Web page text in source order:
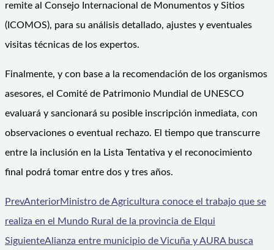
remite al Consejo Internacional de Monumentos y Sitios
(ICOMOS), para su análisis detallado, ajustes y eventuales
visitas técnicas de los expertos.
Finalmente, y con base a la recomendación de los organismos
asesores, el Comité de Patrimonio Mundial de UNESCO
evaluará y sancionará su posible inscripción inmediata, con
observaciones o eventual rechazo. El tiempo que transcurre
entre la inclusión en la Lista Tentativa y el reconocimiento
final podrá tomar entre dos y tres años.
PrevAnteriorMinistro de Agricultura conoce el trabajo que se
realiza en el Mundo Rural de la provincia de Elqui
SiguienteAlianza entre municipio de Vicuña y AURA busca